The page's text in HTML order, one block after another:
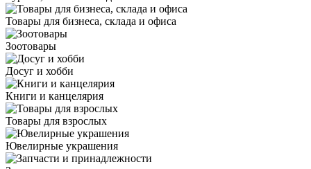
Товары для бизнеса, склада и офиса
Зоотовары
Досуг и хобби
Книги и канцелярия
Товары для взрослых
Ювелирные украшения